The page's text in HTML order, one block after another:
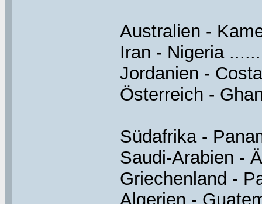
Australien -
Iran - Nigeria
Jordanien -
Österreich -
Südafrika -
Saudi-Arabien -
Griechenland -
Algerien -